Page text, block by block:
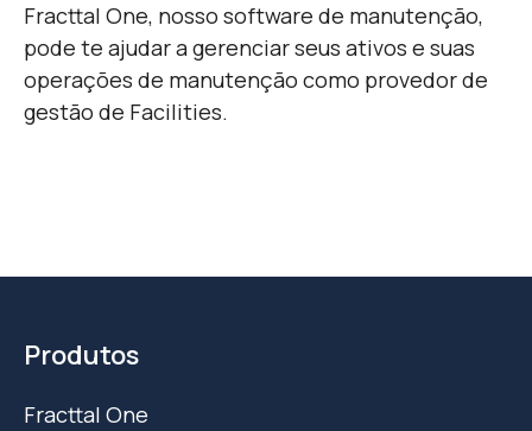
Fracttal One, nosso software de manutenção,
pode te ajudar a gerenciar seus ativos e suas
operações de manutenção como provedor de
gestão de Facilities.
Produtos
Fracttal One